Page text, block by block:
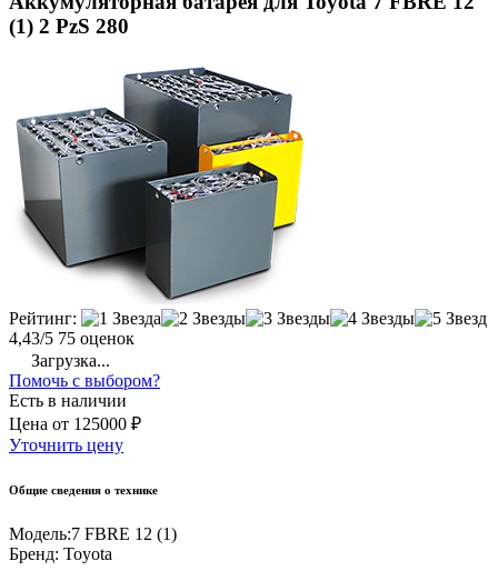
(1) 2 PzS 280
Рейтинг:
4,43/5 75 оценок
Загрузка...
Помочь с выбором?
Есть в наличии
Цена от 125000 ₽
Уточнить цену
Общие сведения о технике
Модель:7 FBRE 12 (1)
Бренд: Toyota